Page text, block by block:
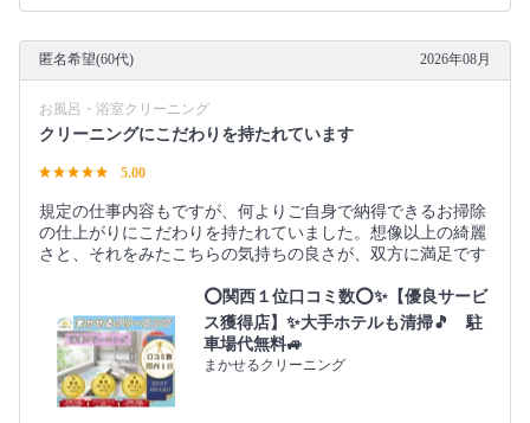
匿名希望(60代) 2026年08月
お風呂・浴室クリーニング
クリーニングにこだわりを持たれています
5.00
規定の仕事内容もですが、何よりご自身で納得できるお掃除
の仕上がりにこだわりを持たれていました。想像以上の綺麗
さと、それをみたこちらの気持ちの良さが、双方に満足です
⭕関西１位口コミ数⭕✨【優良サービ
ス獲得店】✨大手ホテルも清掃🎵 駐
車場代無料🚙
まかせるクリーニング